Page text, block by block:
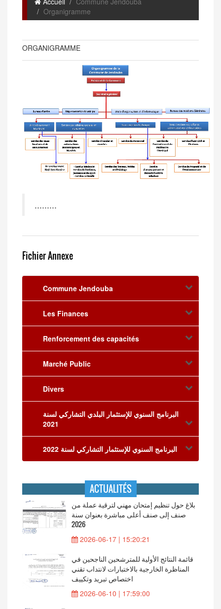
Organigramme
ORGANIGRAMME
.........
Fichier Annexe
Commune Jendouba
Les Finances
Renforcement des capacités
Marché Public
Divers
البرنامج السنوي للإستثمار البلدي التشاركي لسنة
2021
البرنامج السنوي للإستثمار التشاركي لسنة 2022
ACTUALITÉS
بلاغ حول تنظيم إمتحان مهني لترقية عملة من
صنف إلى صنف أعلى مباشرة بعنوان سنة
2026
2026-06-17 | 15:20:21
قائمة النتائج الأولية للمترشحين الناجحين في
المناظرة الخارجية بالاختبارات لانتداب تقني
اختصاص تبريد وتكييف
2026-06-10 | 17:59:00